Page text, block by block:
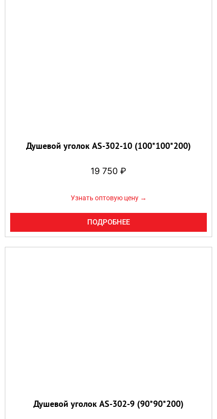
Душевой уголок AS-302-10 (100*100*200)
19 750 ₽
Узнать оптовую цену →
ПОДРОБНЕЕ
Душевой уголок AS-302-9 (90*90*200)